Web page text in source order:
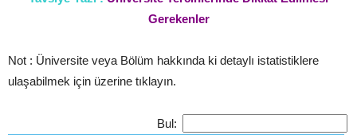
Gerekenler
Not : Üniversite veya Bölüm hakkında ki detaylı istatistiklere
ulaşabilmek için üzerine tıklayın.
Bul: